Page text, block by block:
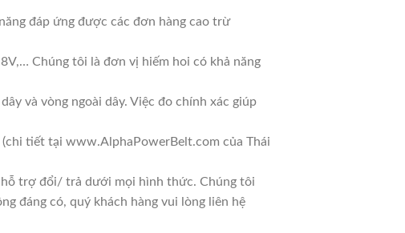
đáp ứng được các đơn hàng cao trừ
Chúng tôi là đơn vị hiếm hoi có khả năng
và vòng ngoài dây. Việc đo chính xác giúp
tiết tại www.AlphaPowerBelt.com của Thái
hỗ trợ đổi/ trả dưới mọi hình thức. Chúng tôi
đáng có, quý khách hàng vui lòng liên hệ